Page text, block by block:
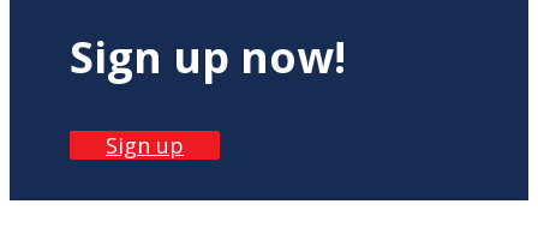
Sign up now!
Sign up